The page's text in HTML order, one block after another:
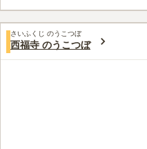
ど、様々な埋葬方法か
また安心の全国永代供
この霊園はまだ誰からも評価され
さいふくじ のうこつぼ
西福寺 のうこつぼ